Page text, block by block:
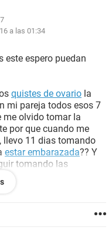
a las 01:34
este espero puedan
quistes de ovario la
mi pareja todos esos 7
me olvido tomar la
por que cuando me
llevo 11 dias tomando
estar embarazada?? Y
tomando las
mi no quisiera que
eh tenido como colicos
de mi
menstruacion
todos esos dolores y